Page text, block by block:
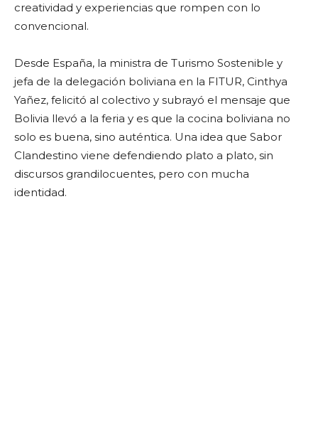
creatividad y experiencias que rompen con lo
convencional.
Desde España, la ministra de Turismo Sostenible y
jefa de la delegación boliviana en la FITUR, Cinthya
Yañez, felicitó al colectivo y subrayó el mensaje que
Bolivia llevó a la feria y es que la cocina boliviana no
solo es buena, sino auténtica. Una idea que Sabor
Clandestino viene defendiendo plato a plato, sin
discursos grandilocuentes, pero con mucha
identidad.